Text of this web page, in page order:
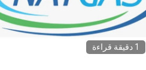
1 دقيقة قراءة